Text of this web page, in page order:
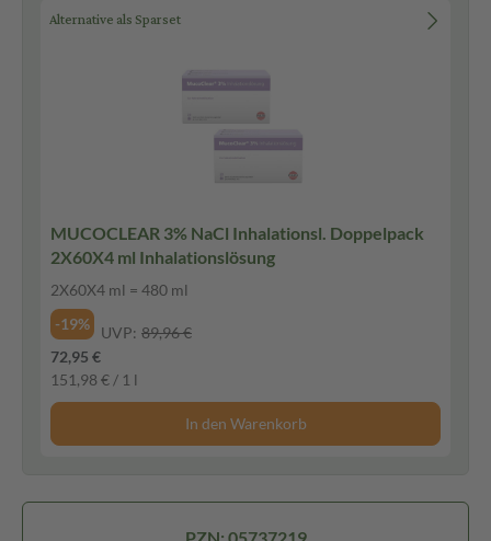
Alternative als Sparset
MUCOCLEAR 3% NaCl Inhalationsl. Doppelpack
2X60X4 ml Inhalationslösung
2X60X4 ml = 480 ml
-19%
UVP: 89,96 €
72,95 €
151,98 € / 1 l
In den Warenkorb